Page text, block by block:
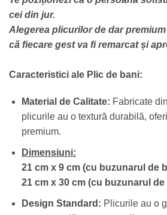
cei din jur.
Alegerea plicurilor de dar
că fiecare gest va fi remarcat și
Caracteristici ale Plic de bani:
Material de Calitate: Fabricate
plicurile au o textură durabilă,
premium.
Dimensiuni:
21 cm x 9 cm (cu buzunarul de
21 cm x 30 cm (cu buzunarul
Design Standard: Plicurile au o